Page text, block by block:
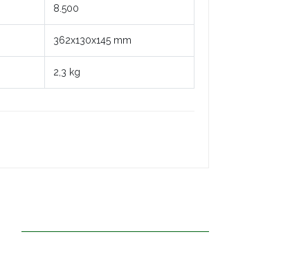
8.500
362x130x145 mm
2,3 kg